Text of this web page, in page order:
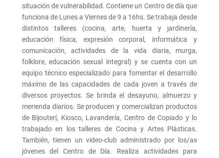
situación de vulnerabilidad. Contiene un Centro de día que
funciona de Lunes a Viernes de 9 a 16hs. Se trabaja desde
distintos talleres (cocina, arte, huerta y jardinería,
educación física, expresión corporal, informática y
comunicación, actividades de la vida diaria, murga,
folklore, educación sexual integral) y se cuenta con un
equipo técnico especializado para fomentar el desarrollo
máximo de las capacidades de cada joven a través de
diversos proyectos. Se brinda el desayuno, almuerzo y
merienda diarios. Se producen y comercializan productos
de Bijouterí, Kiosco, Lavandería, Centro de Copiado y lo
trabajado en los talleres de Cocina y Artes Plásticas.
También, tienen un video-club administrado por los/as
jóvenes del Centro de Día. Realiza actividades para